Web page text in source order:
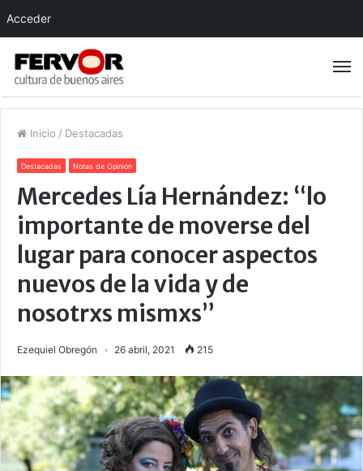
Inicio / Destacadas
Destacadas Notas de Opinión
Mercedes Lía Hernández: “lo
importante de moverse del
lugar para conocer aspectos
nuevos de la vida y de
nosotrxs mismxs”
Ezequiel Obregón 26 abril, 2021 215
Acceder